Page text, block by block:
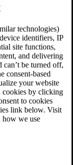
technologies)
identifiers, IP
site functions,
and delivering
can’t be turned off,
consent-based
your website
cookies by clicking
to cookies
link below. Visit
how we use